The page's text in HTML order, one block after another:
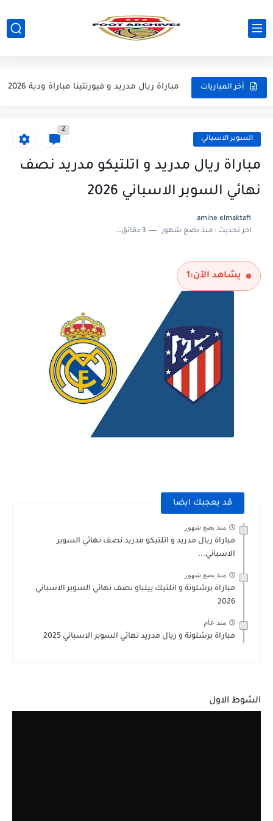
أخر المباريات
مباراة مانشستر يونايتد و اتلتيكو مدريد مباراة ودية 2026
مباراة ريال مدريد و فيورنتينا مباراة ودية 2026
مباراة برشلونة و بيرمنغهام مباراة ودية 2026
مباراة سيلتيك و ميلان مباراة ودية 2026
السوبر الاسباني
2
مباراة ريال مدريد و اتلتيكو مدريد نصف
نهائي السوبر الاسباني 2026
amine elmaktafi
اخر تحديث :منذ بضع شهور 3 دقائق للقراءة
يشاهد الآن:1
قد يعجبك ايضا
منذ بضع شهور
مباراة ريال مدريد و اتلتيكو مدريد نصف نهائي السوبر
الاسباني...
منذ بضع شهور
مباراة برشلونة و اتلتيك بيلباو نصف نهائي السوبر الاسباني
2026
منذ عام
مباراة برشلونة و ريال مدريد نهائي السوبر الاسباني 2025
الشوط الاول